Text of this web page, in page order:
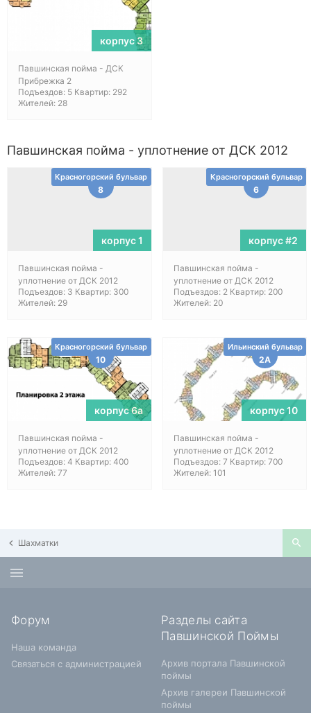
корпус 3
Павшинская пойма - ДСК
Прибрежка 2
Подъездов: 5 Квартир: 292
Жителей: 28
Павшинская пойма - уплотнение от ДСК 2012
Красногорский бульвар
8
корпус 1
Павшинская пойма -
уплотнение от ДСК 2012
Подъездов: 3 Квартир: 300
Жителей: 29
Красногорский бульвар
6
корпус #2
Павшинская пойма -
уплотнение от ДСК 2012
Подъездов: 2 Квартир: 200
Жителей: 20
Красногорский бульвар
10
корпус 6а
Павшинская пойма -
уплотнение от ДСК 2012
Подъездов: 4 Квартир: 400
Жителей: 77
Ильинский бульвар
2А
корпус 10
Павшинская пойма -
уплотнение от ДСК 2012
Подъездов: 7 Квартир: 700
Жителей: 101
Шахматки
Форум
Наша команда
Связаться с администрацией
Разделы сайта
Павшинской Поймы
Архив портала Павшинской
поймы
Архив галереи Павшинской
поймы